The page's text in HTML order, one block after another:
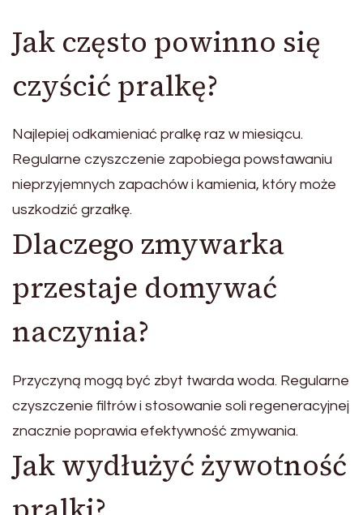
Jak często powinno się
czyścić pralkę?
Najlepiej odkamieniać pralkę raz w miesiącu.
Regularne czyszczenie zapobiega powstawaniu
nieprzyjemnych zapachów i kamienia, który może
uszkodzić grzałkę.
Dlaczego zmywarka
przestaje domywać
naczynia?
Przyczyną mogą być zbyt twarda woda. Regularne
czyszczenie filtrów i stosowanie soli regeneracyjnej
znacznie poprawia efektywność zmywania.
Jak wydłużyć żywotność